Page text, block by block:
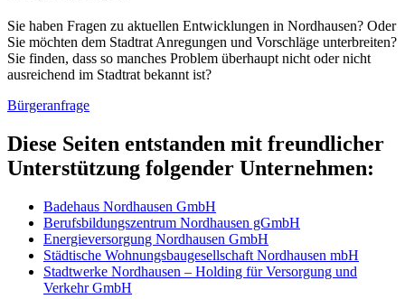
Sie haben Fragen zu aktuellen Entwicklungen in Nordhausen? Oder
Sie möchten dem Stadtrat Anregungen und Vorschläge unterbreiten?
Sie finden, dass so manches Problem überhaupt nicht oder nicht
ausreichend im Stadtrat bekannt ist?
Bürgeranfrage
Diese Seiten entstanden mit freundlicher
Unterstützung folgender Unternehmen:
Badehaus Nordhausen GmbH
Berufsbildungszentrum Nordhausen gGmbH
Energieversorgung Nordhausen GmbH
Städtische Wohnungsbaugesellschaft Nordhausen mbH
Stadtwerke Nordhausen – Holding für Versorgung und
Verkehr GmbH